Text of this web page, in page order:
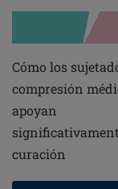
Cómo los
compresión
apoyan
curación